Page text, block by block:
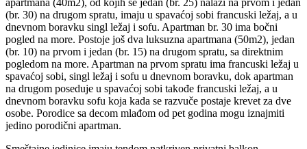
(br. 30) na drugom spratu, imaju u spavaćoj sobi francuski ležaj, a u
dnevnom boravku singl ležaj i sofu. Apartman br. 30 ima bočni
pogled na more. Postoje još dva luksuzna apartmana (50m2), jedan
(br. 10) na prvom i jedan (br. 15) na drugom spratu, sa direktnim
pogledom na more. Apartman na prvom spratu ima francuski ležaj u
spavaćoj sobi, singl ležaj i sofu u dnevnom boravku, dok apartman
na drugom poseduje u spavaćoj sobi takođe francuski ležaj, a u
dnevnom boravku sofu koja kada se razvuče postaje krevet za dve
osobe. Porodice sa decom mlađom od pet godina mogu iznajmiti
jedino porodični apartman.